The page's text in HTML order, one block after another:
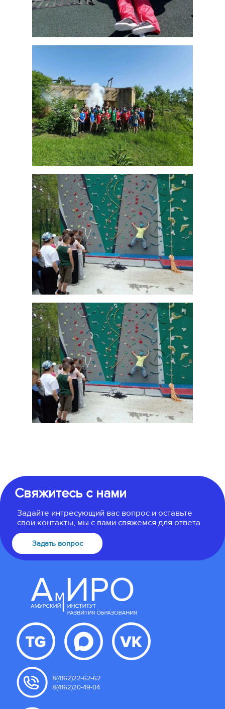
Свяжитесь с нами
Задайте интресующий вас вопрос и оставьте
свои контакты, мы с вами свяжемся для ответа
Задать вопрос
8(4162)22-62-62
8(4162)20-49-04